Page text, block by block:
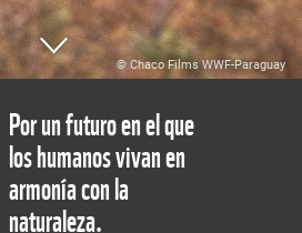
© Chaco Films WWF-Paraguay
Por un futuro en el que
los humanos vivan en
armonía con la
naturaleza.